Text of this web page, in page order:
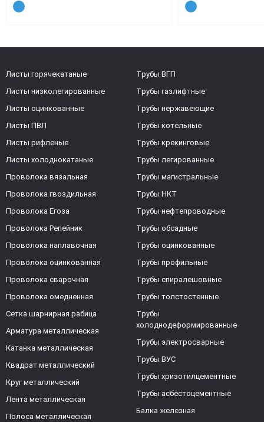
Листы горячекатаные
Листы низколегированные
Листы оцинкованные
Листы ПВЛ
Листы рифленые
Листы холоднокатаные
Проволока вязальная
Проволока гвоздильная
Проволока Егоза
Проволока Репейник
Проволока наплавочная
Проволока оцинкованная
Проволока сварочная
Проволока омедненная
Сетка шарнирная рабица
Арматура металлическая
Катанка металлическая
Квадрат металлический
Круг металлический
Лента металлическая
Полоса металлическая
Трубы ВГП
Трубы газлифтные
Трубы нержавеющие
Трубы котельные
Трубы крекинговые
Трубы легированные
Трубы магистральные
Трубы НКТ
Трубы нефтепроводные
Трубы обсадные
Трубы оцинкованные
Трубы профильные
Трубы спиралешовные
Трубы толстостенные
Трубы
холоднодеформированные
Трубы электросварные
Трубы ВУС
Трубы хризотилцементные
Трубы асбестоцементные
Балка железная